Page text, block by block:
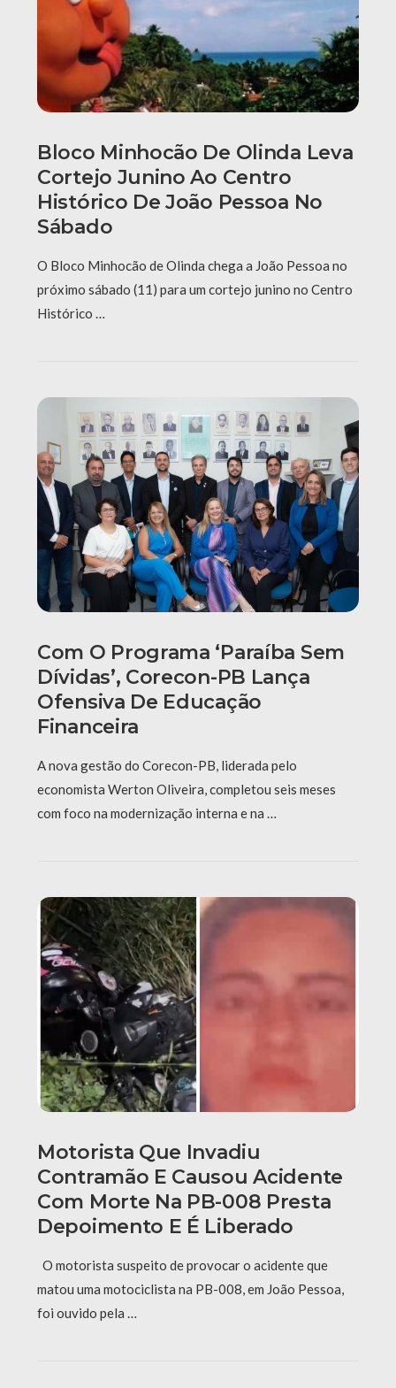
Bloco Minhocão De Olinda Leva
Cortejo Junino Ao Centro
Histórico De João Pessoa No
Sábado
O Bloco Minhocão de Olinda chega a João Pessoa no
próximo sábado (11) para um cortejo junino no Centro
Histórico …
Com O Programa ‘Paraíba Sem
Dívidas’, Corecon-PB Lança
Ofensiva De Educação
Financeira
A nova gestão do Corecon-PB, liderada pelo
economista Werton Oliveira, completou seis meses
com foco na modernização interna e na …
Motorista Que Invadiu
Contramão E Causou Acidente
Com Morte Na PB-008 Presta
Depoimento E É Liberado
O motorista suspeito de provocar o acidente que
matou uma motociclista na PB-008, em João Pessoa,
foi ouvido pela …